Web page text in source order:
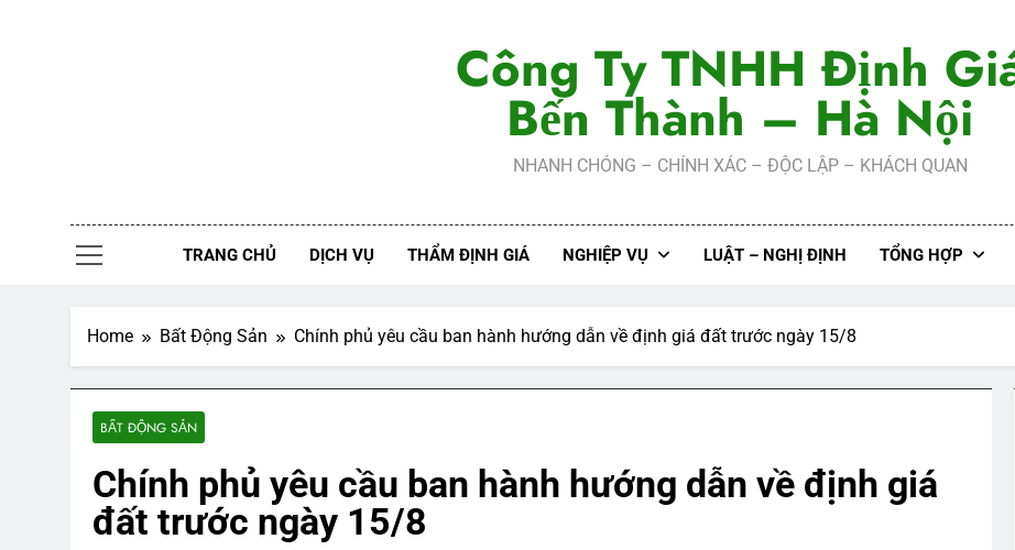
Công Ty TNHH Định
Bến Thành – Hà Nội
NHANH CHÓNG – CHÍNH XÁC – ĐỘC LẬP – KHÁCH QUAN
TRANG CHỦ DỊCH VỤ THẨM ĐỊNH GIÁ NGHIỆP VỤ LUẬT – NGHỊ ĐỊNH TỔNG HỢP
Home Bất Động Sản Chính phủ yêu cầu ban hành hướng dẫn về định giá đất trước ngày 15/8
BẤT ĐỘNG SẢN
Chính phủ yêu cầu ban hành hướng dẫn về định giá
đất trước ngày 15/8